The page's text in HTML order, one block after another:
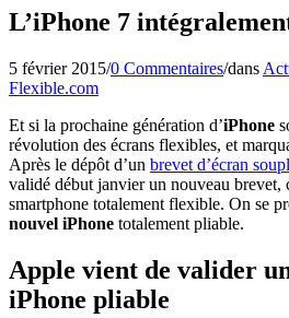
L’iPhone 7
5 février 2015/0 Commentaires/dans
Flexible.com
Et si la prochaine génération d’iPhone
révolution des écrans flexibles, et
Après le dépôt d’un brevet d’écran
validé début janvier un nouveau brevet,
smartphone totalement flexible. On se
nouvel iPhone totalement pliable.
Apple vient de valider
iPhone pliable